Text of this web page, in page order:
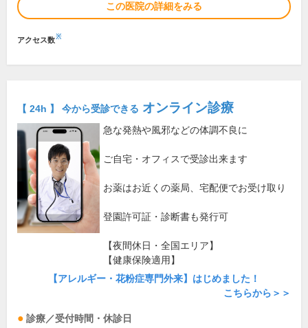
この医院の詳細をみる
アクセス数※
【 24h 】 今から受診できる オンライン診療
急な発熱や風邪などの体調不良に
ご自宅・オフィスで受診出来ます
お薬はお近くの薬局、宅配便でお受け取り
登園許可証・診断書も発行可
【夜間休日・全国エリア】
【健康保険適用】
【アレルギー・花粉症専門外来】はじめました！
こちらから＞＞
診療／受付時間・休診日